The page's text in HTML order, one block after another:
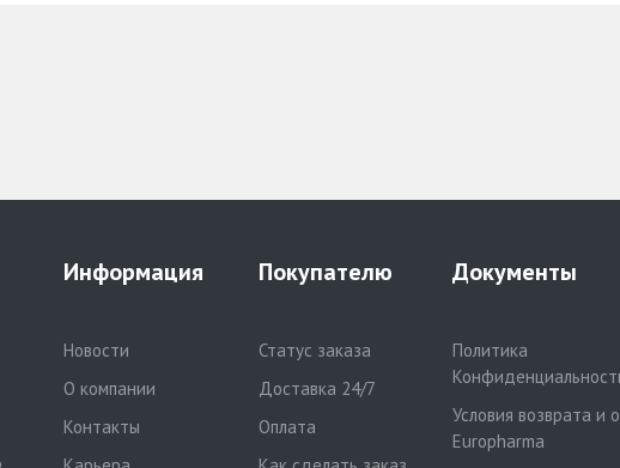
Информация
Новости
О компании
Контакты
Покупателю
Статус заказа
Доставка 24/7
Оплата
Документы
Политика
Условия возврата и
Europharma